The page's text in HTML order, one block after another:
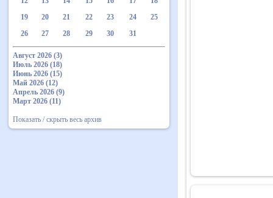
19
20 21 22 23 24
25
26
27 28 29 30 31
Август 2026 (3)
Июль 2026 (18)
Июнь 2026 (15)
Май 2026 (12)
Апрель 2026 (9)
Март 2026 (11)
Показать / скрыть весь архив